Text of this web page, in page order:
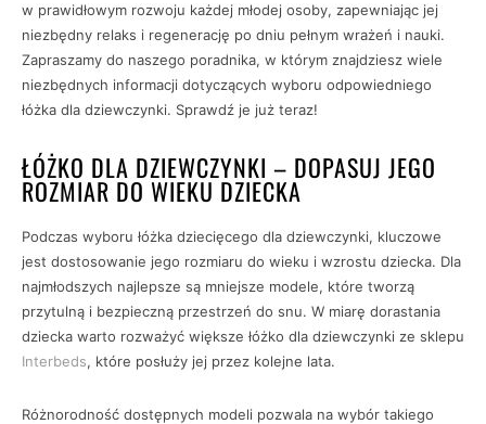
w prawidłowym rozwoju każdej młodej osoby, zapewniając jej
niezbędny relaks i regenerację po dniu pełnym wrażeń i nauki.
Zapraszamy do naszego poradnika, w którym znajdziesz wiele
niezbędnych informacji dotyczących wyboru odpowiedniego
łóżka dla dziewczynki. Sprawdź je już teraz!
ŁÓŻKO DLA DZIEWCZYNKI – DOPASUJ JEGO
ROZMIAR DO WIEKU DZIECKA
Podczas wyboru łóżka dziecięcego dla dziewczynki, kluczowe
jest dostosowanie jego rozmiaru do wieku i wzrostu dziecka. Dla
najmłodszych najlepsze są mniejsze modele, które tworzą
przytulną i bezpieczną przestrzeń do snu. W miarę dorastania
dziecka warto rozważyć większe łóżko dla dziewczynki ze sklepu
Interbeds, które posłuży jej przez kolejne lata.
Różnorodność dostępnych modeli pozwala na wybór takiego